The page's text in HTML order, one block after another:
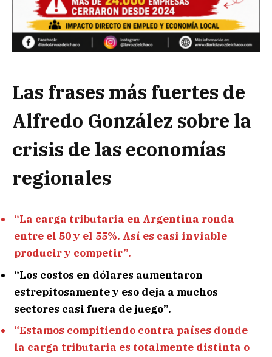
Las frases más fuertes de
Alfredo González sobre la
crisis de las economías
regionales
“La carga tributaria en Argentina ronda
entre el 50 y el 55%. Así es casi inviable
producir y competir”.
“Los costos en dólares aumentaron
estrepitosamente y eso deja a muchos
sectores casi fuera de juego”.
“Estamos compitiendo contra países donde
la carga tributaria es totalmente distinta o